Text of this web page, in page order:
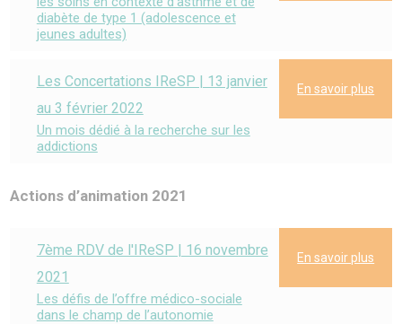
diabète de type 1 (adolescence et
jeunes adultes)
Les Concertations IReSP | 13 janvier
au 3 février 2022
Un mois dédié à la recherche sur les
addictions
En savoir plus
Actions d’animation 2021
7ème RDV de l'IReSP | 16 novembre
2021
Les défis de l’offre médico-sociale
dans le champ de l’autonomie
En savoir plus